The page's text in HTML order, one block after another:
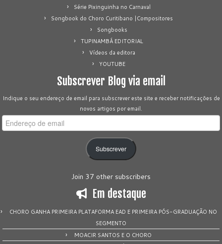
Série Pixinguinha no Carnaval
Songbook do Choro Curitibano |Compositores
Songbooks
TUPINAMBÁ EDITORIAL
Vídeos da editora
YOUTUBE
Subscrever Blog via email
Indique o seu endereço de email para subscrever este site e receber notificações de
novos artigos por email.
Endereço
de
Subscrever
Join 37 other subscribers
Em destaque
CHORO GANHA PRIMEIRA PLATAFORMA EAD E PRIMEIRA PÓS-GRADUAÇÃO NO
SEGMENTO
MOACIR SANTOS E O CHORO